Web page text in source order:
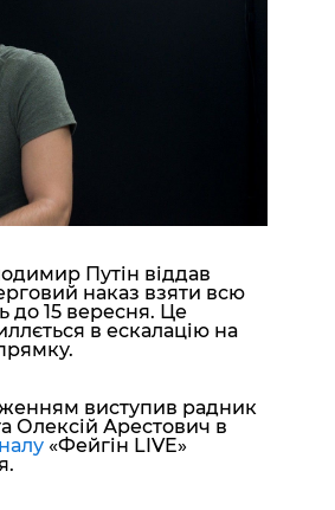
Путін віддав
наказ взяти всю
до 15 вересня. Це
в ескалацію на
виступив радник
Олексій Арестович в
«Фейгін LIVE»